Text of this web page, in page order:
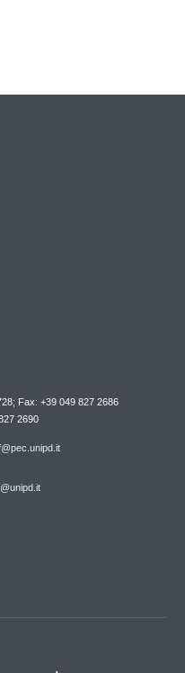
Fax: +39 049 827 2686
2690